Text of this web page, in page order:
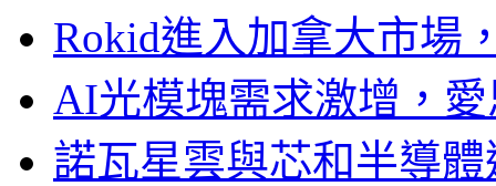
Rokid進入加拿大市場
AI光模塊需求激增，
諾瓦星雲與芯和半導